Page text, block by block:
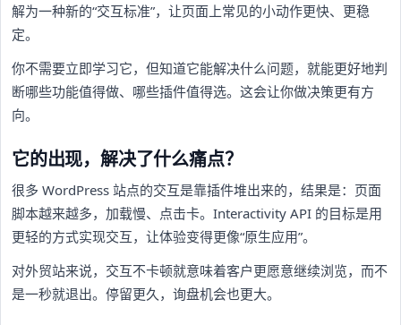
解为一种新的“交互标准”，让页面上常见的小动作更快、更稳
定。
你不需要立即学习它，但知道它能解决什么问题，就能更好地判
断哪些功能值得做、哪些插件值得选。这会让你做决策更有方
向。
它的出现，解决了什么痛点？
很多 WordPress 站点的交互是靠插件堆出来的，结果是：页面
脚本越来越多，加载慢、点击卡。Interactivity API 的目标是用
更轻的方式实现交互，让体验变得更像“原生应用”。
对外贸站来说，交互不卡顿就意味着客户更愿意继续浏览，而不
是一秒就退出。停留更久，询盘机会也更大。